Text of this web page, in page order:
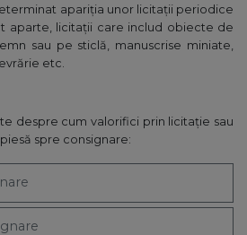
apariția unor licitații periodice
aparte, licitaţii care includ obiecte de
sau pe sticlă, manuscrise miniate,
etc.
despre cum valorifici prin licitație sau
spre consignare: